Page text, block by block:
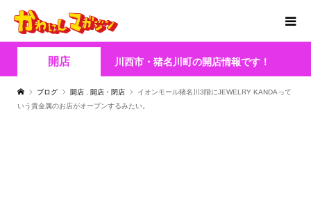
開店 川西市・猪名川町の開店情報です！
ブログ 開店 開店・閉店
イオンモール猪名川3階にJEWELRY KANDAって
いう貴金属のお店がオープンするみたい。